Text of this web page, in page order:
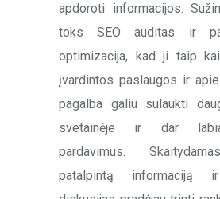
apdoroti informacijos.
toks SEO auditas ir
optimizacija, kad ji taip
įvardintos paslaugos ir
pagalba galiu sulaukti
svetainėje ir dar
pardavimus.
patalpintą informaciją